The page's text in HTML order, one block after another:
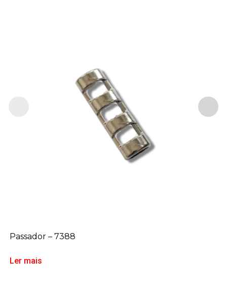
Passador – 7388
Ler mais